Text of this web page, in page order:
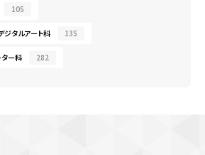
105
ジタルアート科 135
ター科 282